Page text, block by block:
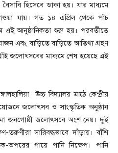
হিসেবে ডাকা হয়। যার মাধ্যমে
যায়। গত ১৪ এপ্রিল থেকে পাঁচ
এই আনুষ্ঠানিকতা শুরু হয়। পরবর্তীতে
এবং বাড়িতে বাড়িতে আতিথ্য গ্রহণ
জলোৎসবের মাধ্যমে শেষ হয়েছে এই
উচ্চ বিদ্যালয় মাঠে কেন্দ্রীয়
জলোৎসব ও সাংস্কৃতিক অনুষ্ঠান
জনগোষ্ঠী জলোৎসবে অংশ নেয়। দুই
তরুণীরা সারিবদ্ধভাবে দাঁড়ায়। বাঁশি
গায়ে পানি নিক্ষেপ। পানি